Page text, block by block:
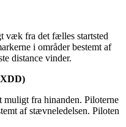
væk fra det fælles startsted
i områder bestemt af
distance vinder.
muligt fra hinanden. Piloterne
af stævneledelsen. Piloten